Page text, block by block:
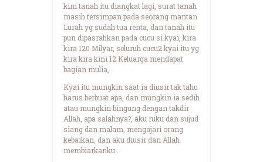
kini tanah itu diangkat lagi, surat tanah
masih tersimpan pada seorang mantan
Lurah yg sudah tua renta, dan tanah itu
pun dipasrahkan pada cucu si kyai, kira
kira 120 Milyar, seluruh cucu2 kyai itu yg
kira kira kini 12 Keluarga mendapat
bagian mulia,
Kyai itu mungkin saat ia diusir tak tahu
harus berbuat apa, dan mungkin ia sedih
atau mungkin bingung dengan takdir
Allah, apa salahnya?, aku ruku dan sujud
siang dan malam, mengajari orang
kebaikan, dan aku diusir dan Allah
membiarkanku..